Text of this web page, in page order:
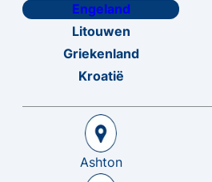
Engeland
Litouwen
Griekenland
Kroatië
Ashton